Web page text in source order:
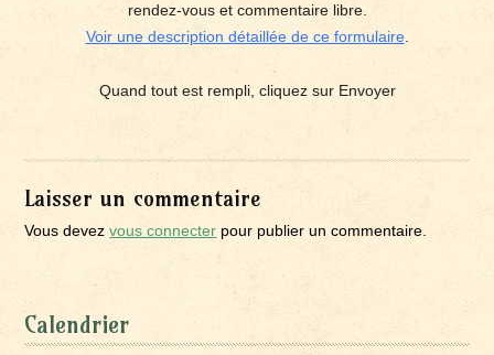
rendez-vous et commentaire libre.
Voir une description détaillée de ce formulaire.
Quand tout est rempli, cliquez sur Envoyer
Laisser un commentaire
Vous devezvous connecter pour publier un commentaire.
Calendrier